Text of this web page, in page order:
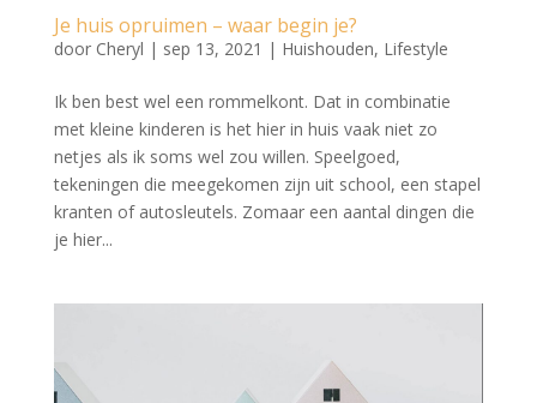
Je huis opruimen – waar begin je?
door Cheryl | sep 13, 2021 | Huishouden, Lifestyle
Ik ben best wel een rommelkont. Dat in combinatie
met kleine kinderen is het hier in huis vaak niet zo
netjes als ik soms wel zou willen. Speelgoed,
tekeningen die meegekomen zijn uit school, een stapel
kranten of autosleutels. Zomaar een aantal dingen die
je hier...